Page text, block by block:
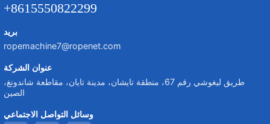
+8615550822299
بريد
ropemachine7@ropenet.com
عنوان الشركة
طريق ليغوشي رقم 67، منطقة تايشان، مدينة تايان، مقاطعة شاندونغ،
الصين
وسائل التواصل الاجتماعي